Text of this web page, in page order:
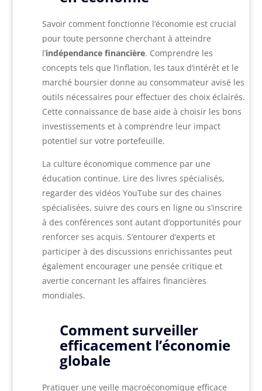
Savoir comment fonctionne l’économie est crucial
pour toute personne cherchant à atteindre
l’indépendance financière. Comprendre les
concepts tels que l’inflation, les taux d’intérêt et le
marché boursier donne au consommateur avisé les
outils nécessaires pour effectuer des choix éclairés.
Cette connaissance de base aide à choisir les bons
investissements et à comprendre leur impact
potentiel sur votre portefeuille.
La culture économique commence par une
éducation continue. Lire des livres spécialisés,
regarder des vidéos YouTube sur des chaines
spécialisées, suivre des cours en ligne ou s’inscrire
à des conférences sont autant d’opportunités pour
renforcer ses acquis. S’entourer d’experts et
participer à des discussions enrichissantes peut
également encourager une pensée critique et
avertie concernant les affaires financières
mondiales.
Comment surveiller
efficacement l’économie
globale
Pratiquer une veille macroéconomique efficace